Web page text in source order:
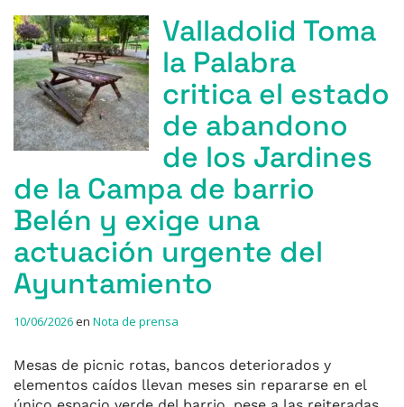
Valladolid Toma
la Palabra
critica el estado
de abandono
de los Jardines
de la Campa de barrio
Belén y exige una
actuación urgente del
Ayuntamiento
10/06/2026en Nota de prensa
Mesas de picnic rotas, bancos deteriorados y
elementos caídos llevan meses sin repararse en el